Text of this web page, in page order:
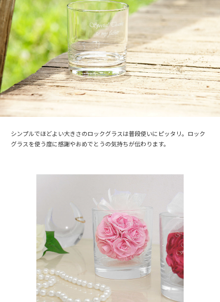
シンプルでほどよい大きさのロックグラスは普段使いにピッタリ。ロック
グラスを使う度に感謝やおめでとうの気持ちが伝わります。